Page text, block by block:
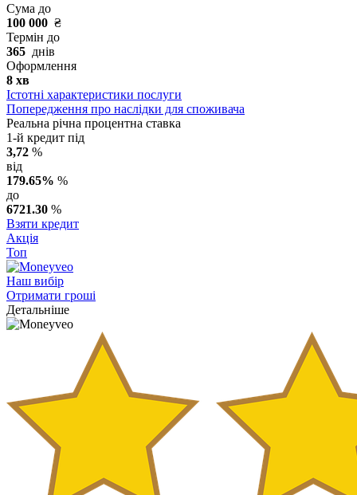
Сума до
100 000 ₴
Термін до
365 днів
Оформлення
8 хв
Істотні характеристики послуги
Попередження про наслідки для споживача
Реальна річна процентна ставка
1-й кредит під
3,72 %
від
179.65% %
до
6721.30 %
Взяти кредит
Акція
Топ
Наш вибір
Отримати гроші
Детальніше